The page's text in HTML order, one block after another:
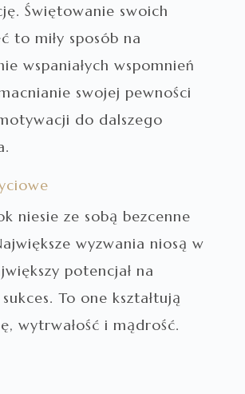
Świętowanie swoich
to miły sposób na
wspaniałych wspomnień
swojej pewności
do dalszego
niesie ze sobą bezcenne
wyzwania niosą w
potencjał na
To one kształtują
wytrwałość i mądrość.